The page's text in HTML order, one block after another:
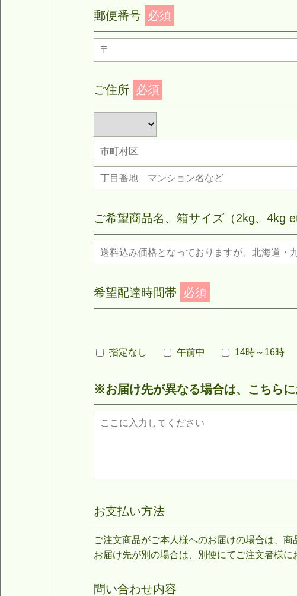
郵便番号 必須
ご住所 必須
ご希望商品名、箱サイズ（2kg、4kg
希望配達時間帯 必須
指定なし 午前中 14時～16時
※お届け先が異なる場合は、こちら
お支払い方法
ご注文商品がご本人様へのお届けの場合は、商
お届け先が別の場合は、別便にてご注文者様
問い合わせ内容